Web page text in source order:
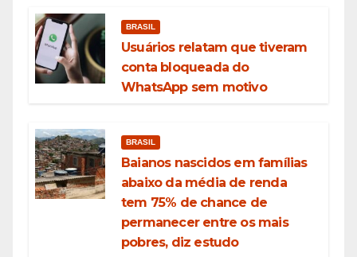
BRASIL
Usuários relatam que tiveram
conta bloqueada do
WhatsApp sem motivo
BRASIL
Baianos nascidos em famílias
abaixo da média de renda
tem 75% de chance de
permanecer entre os mais
pobres, diz estudo